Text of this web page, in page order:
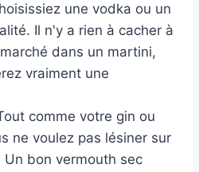
une vodka ou un
Il n'y a rien à cacher à
dans un martini,
vraiment une
comme votre gin ou
ne voulez pas lésiner sur
Un bon vermouth sec